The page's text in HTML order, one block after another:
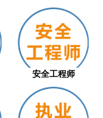
安全工程师